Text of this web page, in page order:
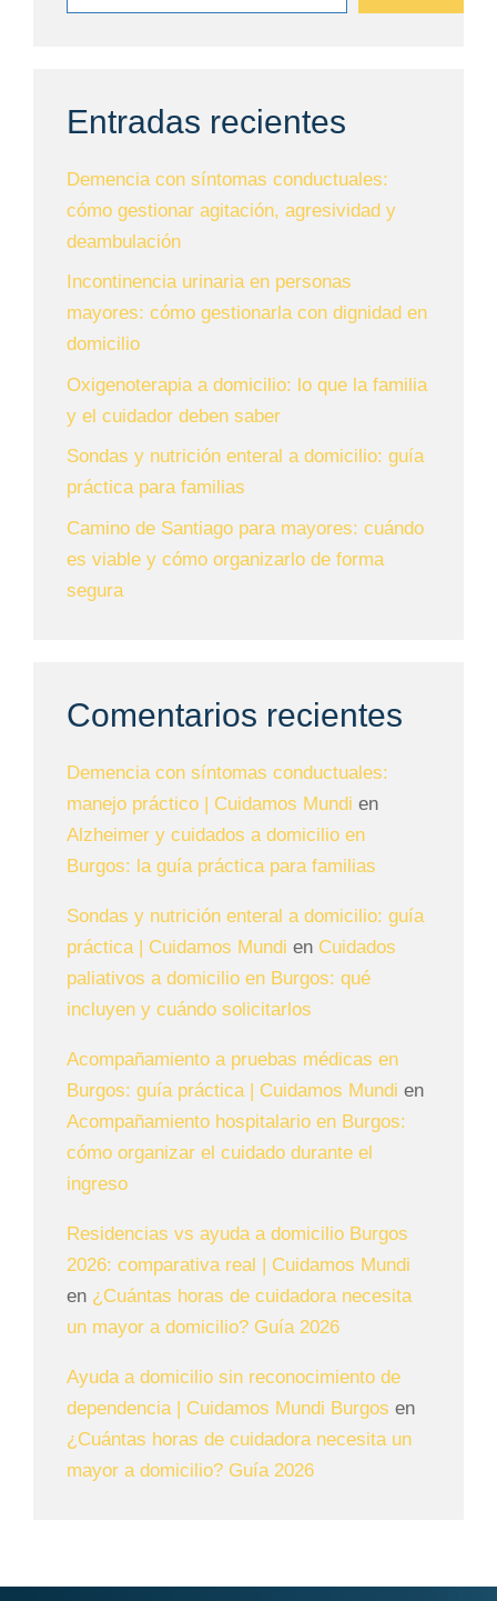
Entradas recientes
Demencia con síntomas conductuales:
cómo gestionar agitación, agresividad y
deambulación
Incontinencia urinaria en personas
mayores: cómo gestionarla con dignidad en
domicilio
Oxigenoterapia a domicilio: lo que la familia
y el cuidador deben saber
Sondas y nutrición enteral a domicilio: guía
práctica para familias
Camino de Santiago para mayores: cuándo
es viable y cómo organizarlo de forma
segura
Comentarios recientes
Demencia con síntomas conductuales:
manejo práctico | Cuidamos Mundi en
Alzheimer y cuidados a domicilio en
Burgos: la guía práctica para familias
Sondas y nutrición enteral a domicilio: guía
práctica | Cuidamos Mundi en Cuidados
paliativos a domicilio en Burgos: qué
incluyen y cuándo solicitarlos
Acompañamiento a pruebas médicas en
Burgos: guía práctica | Cuidamos Mundi en
Acompañamiento hospitalario en Burgos:
cómo organizar el cuidado durante el
ingreso
Residencias vs ayuda a domicilio Burgos
2026: comparativa real | Cuidamos Mundi
en ¿Cuántas horas de cuidadora necesita
un mayor a domicilio? Guía 2026
Ayuda a domicilio sin reconocimiento de
dependencia | Cuidamos Mundi Burgos en
¿Cuántas horas de cuidadora necesita un
mayor a domicilio? Guía 2026